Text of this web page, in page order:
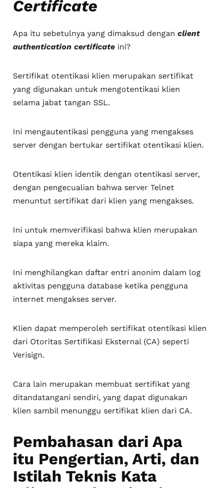
Certificate
Apa itu sebetulnya yang dimaksud denganclient
authentication certificate ini?
Sertifikat otentikasi klien merupakan sertifikat
yang digunakan untuk mengotentikasi klien
selama jabat tangan SSL.
Ini mengautentikasi pengguna yang mengakses
server dengan bertukar sertifikat otentikasi klien.
Otentikasi klien identik dengan otentikasi server,
dengan pengecualian bahwa server Telnet
menuntut sertifikat dari klien yang mengakses.
Ini untuk memverifikasi bahwa klien merupakan
siapa yang mereka klaim.
Ini menghilangkan daftar entri anonim dalam log
aktivitas pengguna database ketika pengguna
internet mengakses server.
Klien dapat memperoleh sertifikat otentikasi klien
dari Otoritas Sertifikasi Eksternal (CA) seperti
Verisign.
Cara lain merupakan membuat sertifikat yang
ditandatangani sendiri, yang dapat digunakan
klien sambil menunggu sertifikat klien dari CA.
Pembahasan dari Apa
itu Pengertian, Arti, dan
Istilah Teknis Kata